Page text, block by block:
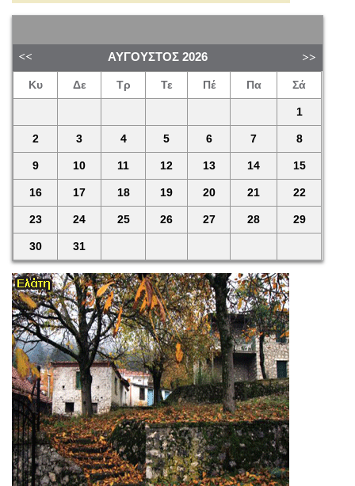
ΑΎΓΟΥΣΤΟΣ 2026
Κυ Δε Τρ Τε Πέ Πα Σά
1
2 3 4 5 6 7 8
9 10 11 12 13 14 15
16 17 18 19 20 21 22
23 24 25 26 27 28 29
30 31